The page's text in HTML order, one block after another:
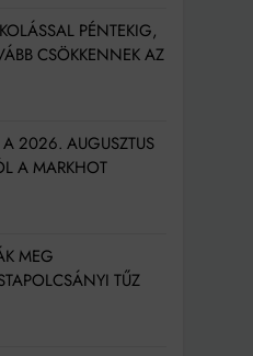
PÉNTEKIG,
CSÖKKENNEK AZ
A 2026. AUGUSZTUS
A MARKHOT
MEG
TŰZ